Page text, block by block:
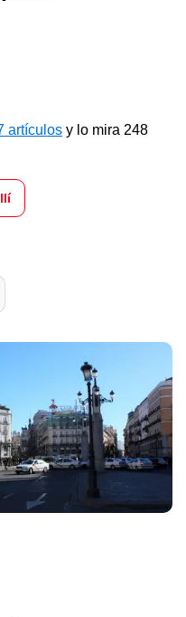
artículos y lo mira 248